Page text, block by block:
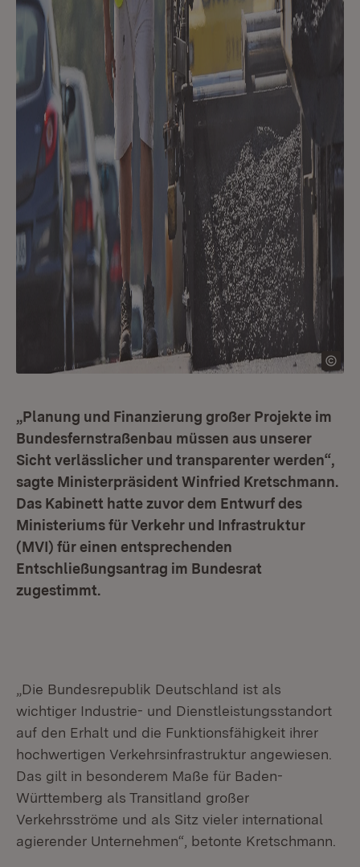
„Planung und Finanzierung großer Projekte im
Bundesfernstraßenbau müssen aus unserer
Sicht verlässlicher und transparenter werden“,
sagte Ministerpräsident Winfried Kretschmann.
Das Kabinett hatte zuvor dem Entwurf des
Ministeriums für Verkehr und Infrastruktur
(MVI) für einen entsprechenden
Entschließungsantrag im Bundesrat
zugestimmt.
„Die Bundesrepublik Deutschland ist als
wichtiger Industrie- und Dienstleistungsstandort
auf den Erhalt und die Funktionsfähigkeit ihrer
hochwertigen Verkehrsinfrastruktur angewiesen.
Das gilt in besonderem Maße für Baden-
Württemberg als Transitland großer
Verkehrsströme und als Sitz vieler international
agierender Unternehmen“, betonte Kretschmann.